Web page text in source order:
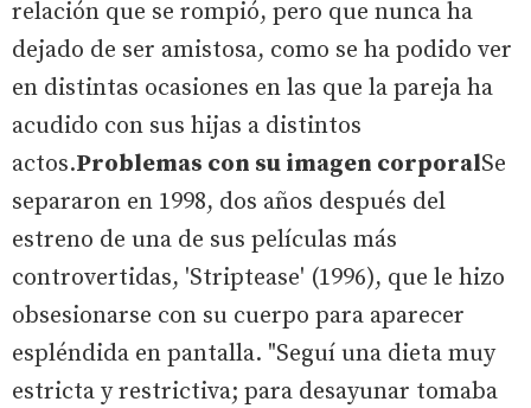
relación que se rompió, pero que nunca ha
dejado de ser amistosa, como se ha podido ver
en distintas ocasiones en las que la pareja ha
acudido con sus hijas a distintos
actos.Problemas con su imagen corporalSe
separaron en 1998, dos años después del
estreno de una de sus películas más
controvertidas, 'Striptease' (1996), que le hizo
obsesionarse con su cuerpo para aparecer
espléndida en pantalla. "Seguí una dieta muy
estricta y restrictiva; para desayunar tomaba